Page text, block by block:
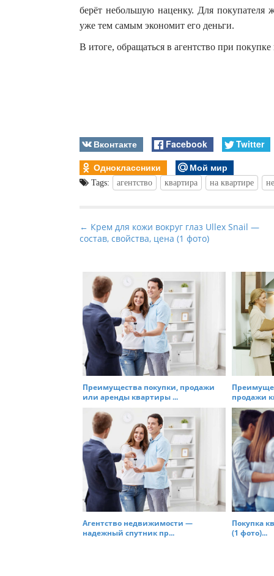
берёт небольшую наценку. Для покупателя
уже тем самым экономит его деньги.
В итоге, обращаться в агентство при
Вконтакте Facebook
Twitter
Одноклассники
Мой мир
Tags: агентство квартира на квартире
P
o
a
v
g
a
← Крем для кожи вокруг глаз Ullex Snail —
состав, свойства, цена (1 фото)
Преимущества покупки, продажи
или аренды квартиры ...
продажи
Агентство недвижимости —
надежный спутник пр...
Покупка
(1 фото)...